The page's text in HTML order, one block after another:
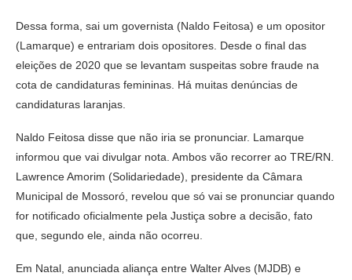
Dessa forma, sai um governista (Naldo Feitosa) e um opositor
(Lamarque) e entrariam dois opositores. Desde o final das
eleições de 2020 que se levantam suspeitas sobre fraude na
cota de candidaturas femininas. Há muitas denúncias de
candidaturas laranjas.
Naldo Feitosa disse que não iria se pronunciar. Lamarque
informou que vai divulgar nota. Ambos vão recorrer ao TRE/RN.
Lawrence Amorim (Solidariedade), presidente da Câmara
Municipal de Mossoró, revelou que só vai se pronunciar quando
for notificado oficialmente pela Justiça sobre a decisão, fato
que, segundo ele, ainda não ocorreu.
Em Natal, anunciada aliança entre Walter Alves (MJDB) e